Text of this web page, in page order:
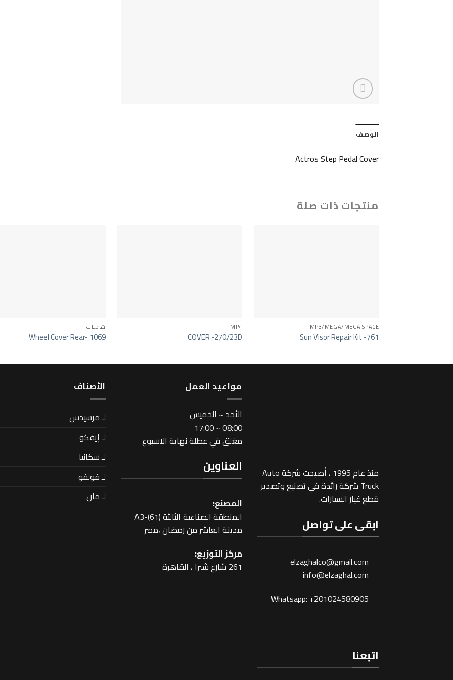
الوصف
Actros Step Pedal Cover
منتجات ذات صلة
MP3/MEGA/MEGA SPACE
Sun Visor Repair Kit -761
MP4
COVER -270/23D
شاحنات
Wheel Cover Rear- 1069
منذ عام 1995 ، أصبحت شركة Auto
Truck شركة رائدة في تصنيع وتصدير
قطع غيار السيارات.
ابقى على تواصل
elzaghalco@gmail.com
info@elzaghal.com
Whatsapp: +201024580905
اتبعنا
مواعيد العمل
اﻷحد ~ الخميس
08:00 ~ 17:00
مغلق في عطلة نهاية الاسبوع
العناوين
المصنع:
المنطقة الصناعية الثالثة A3-(61)
مدينة العاشر من رمضان ،مصر
مركز التوزيع:
261 شارع شبرا ، القاهرة
اﻷصناف
لـ مرسيدس
لـ إيفكو
لـ سكانيا
لـ فولفو
لـ مان